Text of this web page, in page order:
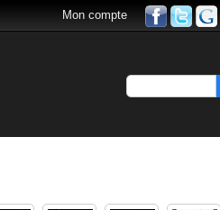
Mon compte